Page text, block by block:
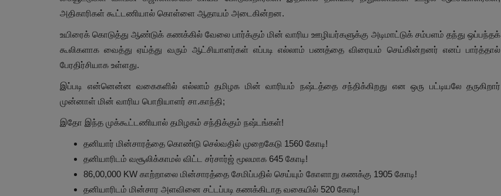
அதிகாரிகள் கூட்டணியால் கொள்ளை ஆதாயம் அடைகின்றன.
உயிரைக் கொடுத்து ஆண்டுக் கணக்கில் வேலை பார்க்கும் மின் வாரிய ஊழியர்களுக்கு அடிமாட்டுக் சம்பளம் தந்து ஒப்பந்தக்
கூலிகளாக வைத்து ஏய்த்து வரும் ஆட்சியாளர்கள் எப்படி எல்லாம் பணத்தை விரையம் செய்கின்றனர் எனப் பார்த்தால்
பேரதிர்சியாக உள்ளது.
இப்படி என்னென்ன வகைகளில் எல்லாம் தமிழக மின் வாரியம் நஷ்டத்தை சந்திக்கிறது என ஒரு பட்டியலே தருகிறார்
முன்னாள் மின் வாரிய பொறியாளர் சா.காந்தி;
இதோ இந்த முக்கூட்டணியால் தமிழகம் சந்திக்கும் நஷ்டங்கள்!
தனியார் மின்சாரத்தை கொண்டு செல்வதில் முறைகேடு 1560 கோடி!
தனியாரிடம் வசூலிக்காமல் விட்ட சர்சார்ஜ் மூலமாக 645 கோடி!
86,00,000 KW காற்றாலை மின்சாரத்தை சேமிப்பதில் செய்யும் கோளாறு கணக்கு 1905 கோடி!
தனியாரிடம் மின்சார அளவினை சட்டப்படி கணக்கிடாத வகையில் 520 கோடி!